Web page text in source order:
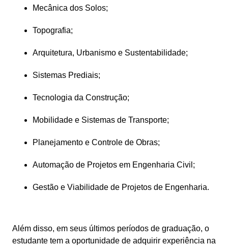
Mecânica dos Solos;
Topografia;
Arquitetura, Urbanismo e Sustentabilidade;
Sistemas Prediais;
Tecnologia da Construção;
Mobilidade e Sistemas de Transporte;
Planejamento e Controle de Obras;
Automação de Projetos em Engenharia Civil;
Gestão e Viabilidade de Projetos de Engenharia.
Além disso, em seus últimos períodos de graduação, o
estudante tem a oportunidade de adquirir experiência na